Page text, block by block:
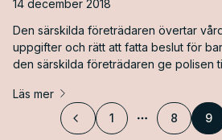
14 december 2018
Den särskilda företrädaren övertar
uppgifter och rätt att fatta beslut för
den särskilda företrädaren ge polisen
läkarundersökning. Personen har alltså
åtal utan ska främst se till barnets
och rättegångsförfarande. Oftast är
Läs mer
Föregående
1
Fler sidor
8 9